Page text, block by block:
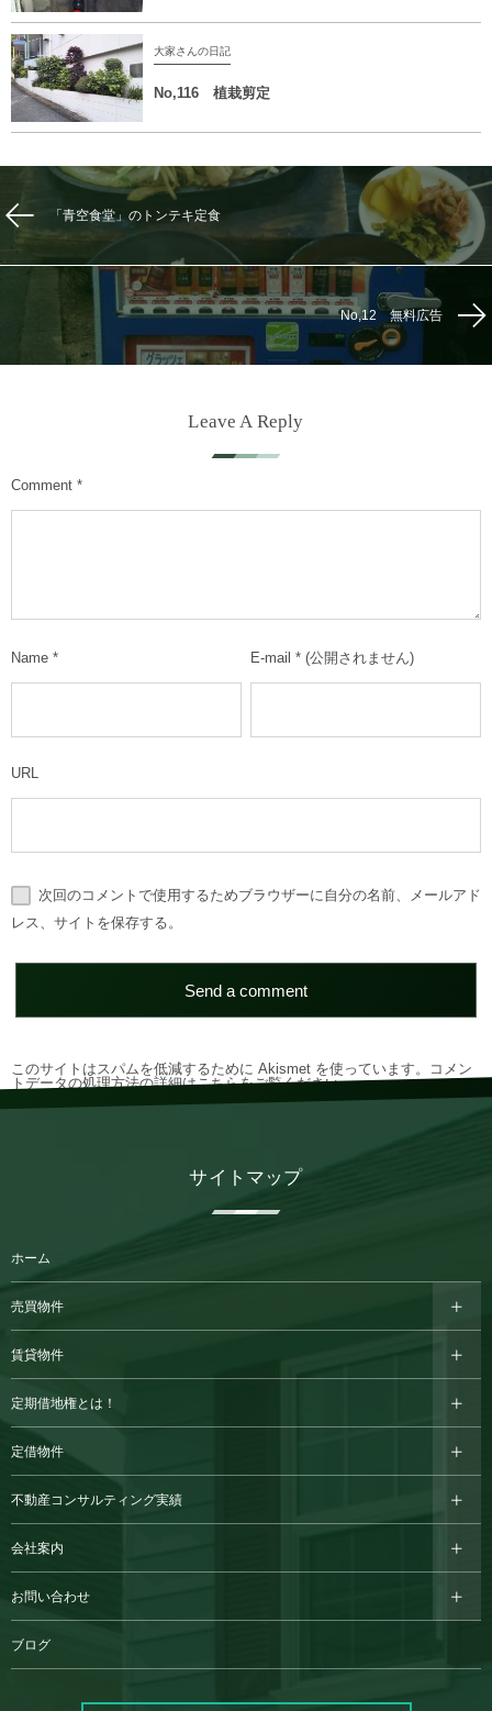
大家さんの日記
No,116 植栽剪定
「青空食堂」のトンテキ定食
No,12 無料広告
Leave A Reply
Comment *
Name * E-mail * (公開されません)
URL
次回のコメントで使用するためブラウザーに自分の名前、メールアド
レス、サイトを保存する。
このサイトはスパムを低減するために Akismet を使っています。
コメン
トデータの処理方法の詳細はこちらをご覧ください。
サイトマップ
ホーム
売買物件
賃貸物件
定期借地権とは！
定借物件
不動産コンサルティング実績
会社案内
お問い合わせ
ブログ